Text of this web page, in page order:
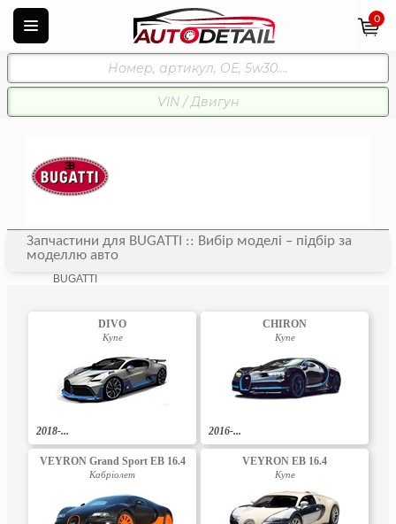
0
Запчастини для BUGATTI :: Вибір моделі – підбір за
моделлю авто
BUGATTI
DIVO
Купе
2018-...
CHIRON
Купе
2016-...
VEYRON Grand Sport EB 16.4
Кабріолет
VEYRON EB 16.4
Купе